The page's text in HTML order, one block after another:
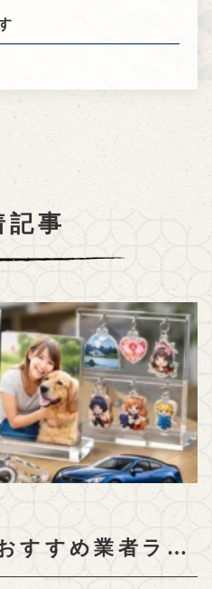
記事
すすめ業者ラン
ツと比較も解